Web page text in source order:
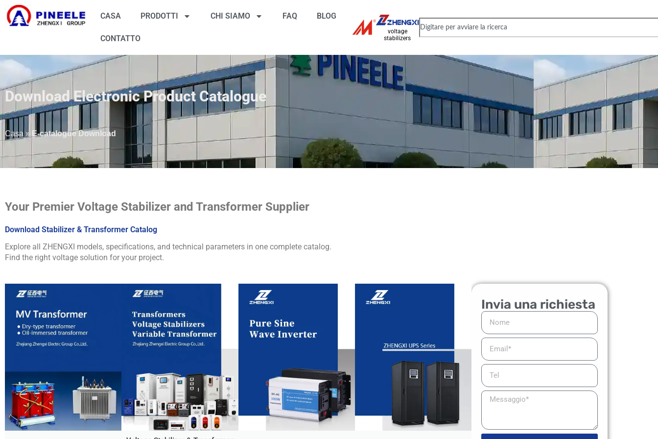
CASA PRODOTTI CHI SIAMO FAQ BLOG
CONTATTO
voltage
stabilizers
Download Electronic Product Catalogue
Casa » E-catalogue Download
Your Premier Voltage Stabilizer and Transformer Supplier
Download Stabilizer & Transformer Catalog
Explore all ZHENGXI models, specifications, and technical parameters in one complete catalog.
Find the right voltage solution for your project.
Invia una richiesta